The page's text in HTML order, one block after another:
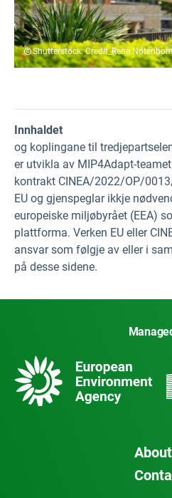
Shutterstock: Credit_Rene
Innhaldet
og koplingane til
er utvikla av MIP4Adapt-
kontrakt CINEA/2022/OP/
EU og gjenspeglar ikkje
europeiske miljøbyrået (EEA)
plattforma. Verken EU eller
ansvar som følgje av eller i
på desse sidene.
About